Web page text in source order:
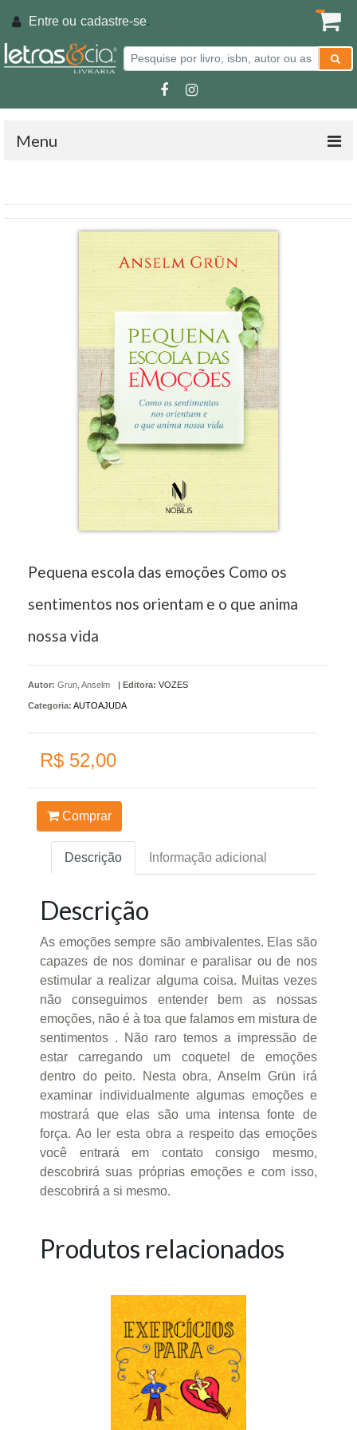
Entre ou cadastre-se.
Menu
Pequena escola das emoções Como os
sentimentos nos orientam e o que anima
nossa vida
Autor: Grun, Anselm Editora: VOZES
Categoria: AUTOAJUDA
R$ 52,00
Comprar
Descrição Informação adicional
Descrição
As emoções sempre são ambivalentes. Elas são
capazes de nos dominar e paralisar ou de nos
estimular a realizar alguma coisa. Muitas vezes
não conseguimos entender bem as nossas
emoções, não é à toa que falamos em mistura de
sentimentos . Não raro temos a impressão de
estar carregando um coquetel de emoções
dentro do peito. Nesta obra, Anselm Grün irá
examinar individualmente algumas emoções e
mostrará que elas são uma intensa fonte de
força. Ao ler esta obra a respeito das emoções
você entrará em contato consigo mesmo,
descobrirá suas próprias emoções e com isso,
descobrirá a si mesmo.
Produtos relacionados